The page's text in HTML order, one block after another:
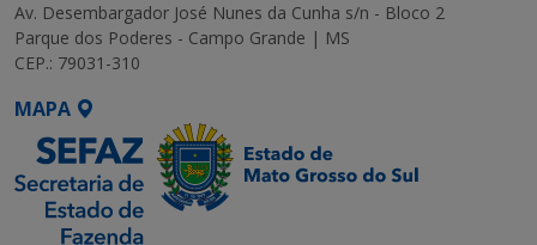
Av. Desembargador José Nunes da Cunha s/n - Bloco 2
Parque dos Poderes - Campo Grande | MS
CEP.: 79031-310
MAPA